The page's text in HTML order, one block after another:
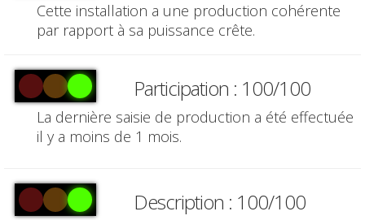
Cette installation a une production cohérente
par rapport à sa puissance crête.
Participation : 100/100
La dernière saisie de production a été effectuée
il y a moins de 1 mois.
Description : 100/100